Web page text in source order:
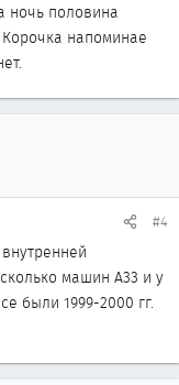
ночь половина
напоминае
#4
машин А33 и у
были 1999-2000 гг.